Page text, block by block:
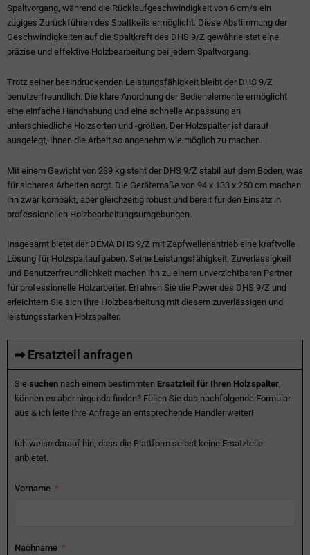
Spaltvorgang, während die Rücklaufgeschwindigkeit von 6 cm/s ein
zügiges Zurückführen des Spaltkeils ermöglicht. Diese Abstimmung der
Geschwindigkeiten auf die Spaltkraft des DHS 9/Z gewährleistet eine
präzise und effektive Holzbearbeitung bei jedem Spaltvorgang.
Trotz seiner beeindruckenden Leistungsfähigkeit bleibt der DHS 9/Z
benutzerfreundlich. Die klare Anordnung der Bedienelemente ermöglicht
eine einfache Handhabung und eine schnelle Anpassung an
unterschiedliche Holzsorten und -größen. Der Holzspalter ist darauf
ausgelegt, Ihnen die Arbeit so angenehm wie möglich zu machen.
Mit einem Gewicht von 239 kg steht der DHS 9/Z stabil auf dem Boden, was
für sicheres Arbeiten sorgt. Die Gerätemaße von 94 x 133 x 250 cm machen
ihn zwar kompakt, aber gleichzeitig robust und bereit für den Einsatz in
professionellen Holzbearbeitungsumgebungen.
Insgesamt bietet der DEMA DHS 9/Z mit Zapfwellenantrieb eine kraftvolle
Lösung für Holzspaltaufgaben. Seine Leistungsfähigkeit, Zuverlässigkeit
und Benutzerfreundlichkeit machen ihn zu einem unverzichtbaren Partner
für professionelle Holzarbeiter. Erfahren Sie die Power des DHS 9/Z und
erleichtern Sie sich Ihre Holzbearbeitung mit diesem zuverlässigen und
leistungsstarken Holzspalter.
➡ Ersatzteil anfragen
Sie suchen nach einem bestimmten Ersatzteil für Ihren Holzspalter,
können es aber nirgends finden? Füllen Sie das nachfolgende Formular
aus & ich leite Ihre Anfrage an entsprechende Händler weiter!
Ich weise darauf hin, dass die Plattform selbst keine Ersatzteile
anbietet.
Vorname
Nachname